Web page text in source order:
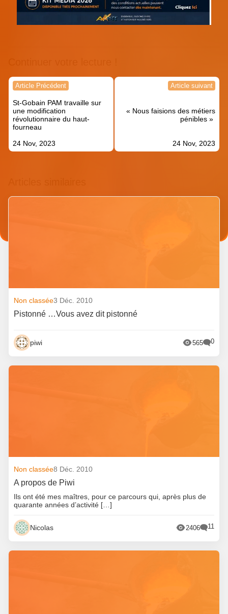
Navigation
l’article
Article Précédent
St-Gobain PAM travaille sur
une modification
révolutionnaire du haut-
fourneau
24 Nov, 2023
Article suivant
« Nous faisions des métiers
pénibles »
24 Nov, 2023
Non classée3 Déc. 2010
Pistonné …Vous avez dit pistonné
piwi 565 0
Non classée8 Déc. 2010
A propos de Piwi
Ils ont été mes maîtres, pour ce parcours qui, après plus de
quarante années d’activité […]
Nicolas 2406 11